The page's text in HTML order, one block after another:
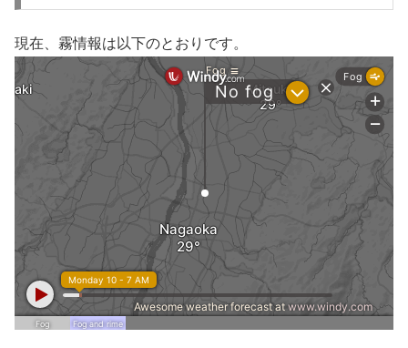
現在、霧情報は以下のとおりです。